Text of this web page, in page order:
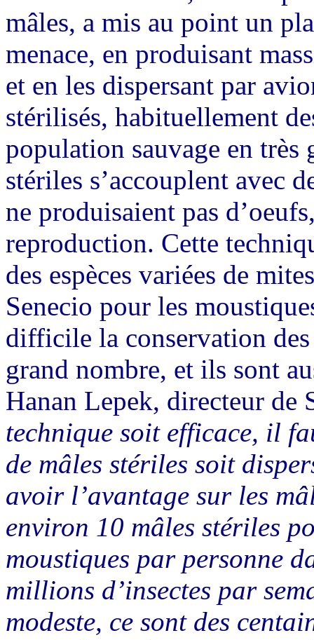
mâles, a mis au point un
menace, en produisant
et en les dispersant par
stérilisés, habituellement
population sauvage en très
stériles s’accouplent avec
ne produisaient pas
reproduction. Cette
des espèces variées de
Senecio pour les
difficile la conservation
grand nombre, et ils sont
Hanan Lepek, directeur de
technique soit efficace, il
de mâles stériles soit
avoir l’avantage sur les
environ 10 mâles stériles
moustiques par personne
millions d’insectes par
modeste, ce sont des